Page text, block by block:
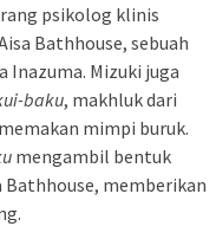
psikolog klinis
Bathhouse, sebuah
Inazuma. Mizuki juga
baku, makhluk dari
mimpi buruk.
mengambil bentuk
Bathhouse, memberikan